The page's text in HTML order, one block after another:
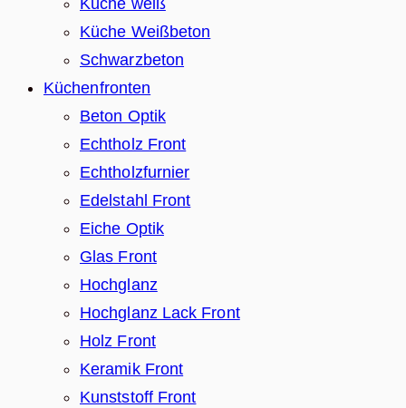
Küche weiß
Küche Weißbeton
Schwarzbeton
Küchenfronten
Beton Optik
Echtholz Front
Echtholzfurnier
Edelstahl Front
Eiche Optik
Glas Front
Hochglanz
Hochglanz Lack Front
Holz Front
Keramik Front
Kunststoff Front